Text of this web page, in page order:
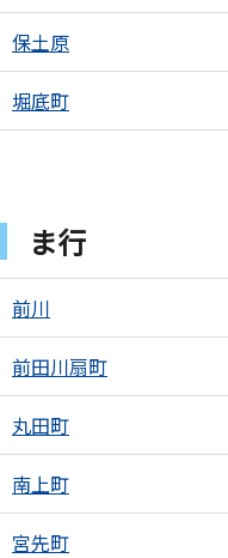
保土原
堀底町
ま行
前川
前田川扇町
丸田町
南上町
宮先町